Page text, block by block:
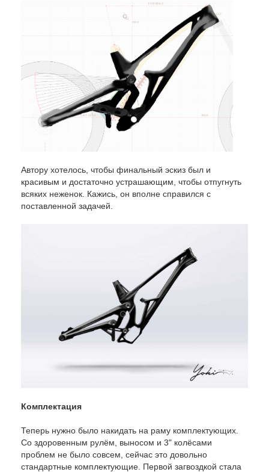
Автору хотелось, чтобы финальный эскиз был и
красивым и достаточно устрашающим, чтобы отпугнуть
всяких неженок. Кажись, он вполне справился с
поставленной задачей.
Комплектация
Теперь нужно было накидать на раму комплектующих.
Со здоровенным рулём, выносом и 3" колёсами
проблем не было совсем, сейчас это довольно
стандартные комплектующие. Первой загвоздкой стала